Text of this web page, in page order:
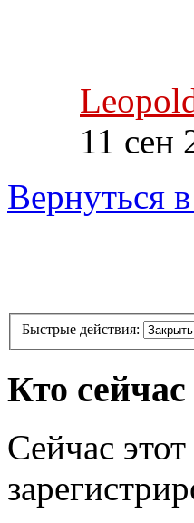
11 сен
Вернуться
Быстрые действия:
Кто
Сейчас